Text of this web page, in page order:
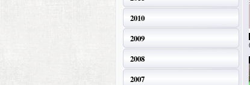
2010
2009
2008
2007